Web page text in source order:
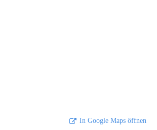
In Google Maps öffnen